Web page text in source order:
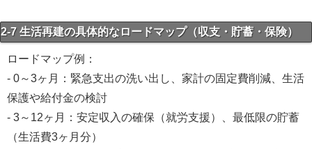
2-7 生活再建の具体的なロードマップ（収支・貯蓄・保険）
ロードマップ例：
- 0～3ヶ月：緊急支出の洗い出し、家計の固定費削減、生活
保護や給付金の検討
- 3～12ヶ月：安定収入の確保（就労支援）、最低限の貯蓄
（生活費3ヶ月分）